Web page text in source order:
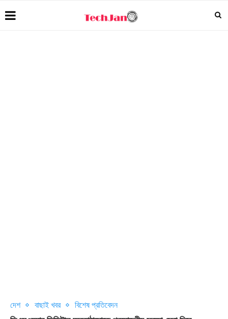
দেশ বাছাই খবর বিশেষ প্রতিবেদন